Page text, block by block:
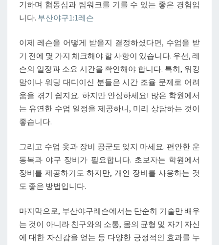
기하며 협동심과 팀워크를 기를 수 있는 좋은 경험입
니다. 부산야구1:1레슨
이제 레슨을 어떻게 받을지 결정하셨다면, 수업을 받
기 전에 몇 가지 체크해야 할 사항이 있습니다. 우선, 레
슨의 일정과 소요 시간을 확인해야 합니다. 특히, 워킹
맘이나 워딩 대디이신 분들은 시간 조율 문제로 어려
움을 겪기 쉽지요. 하지만 안심하세요! 많은 학원에서
는 유연한 수업 일정을 제공하니, 미리 상담하는 것이
좋습니다.
그리고 수업 옷과 장비 공군도 잊지 마세요. 편안한 운
동복과 야구 장비가 필요합니다. 초보자는 학원에서
장비를 제공하기도 하지만, 개인 장비를 사용하는 것
도 좋은 방법입니다.
마지막으로, 부산야구레슨에서는 단순히 기술만 배우
는 것이 아니라 친구와의 소통, 몸의 균형 및 자기 자신
에 대한 자신감을 얻는 등 다양한 긍정적인 효과를 누